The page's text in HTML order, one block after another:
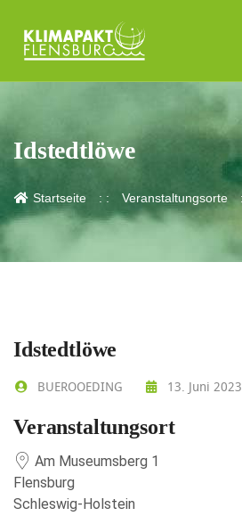
Idstedtlöwe
Startseite Veranstaltungsorte
Idstedtlöwe
BUEROOEDING 13. Juni 2023
Veranstaltungsort
Am Museumsberg 1
Flensburg
Schleswig-Holstein